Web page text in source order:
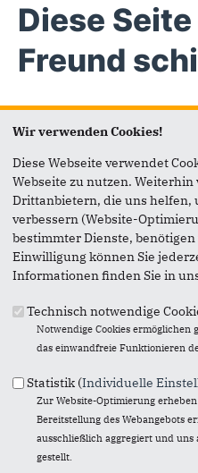
Diese
Freund
Seite
Vielen Dank, dass Sie die
weiterempfehlen.
Anmerkung: Ihre E-Mail-
Personen, denen Sie die
informieren, von wem die
kein Spam ist.
Das mit * gekennzeichnete
Eigene E-Mail-Adresse*
Eigener Name*
Wir verwenden Cookies!
Diese Webseite verwendet
Webseite zu nutzen.
Drittanbietern, die uns helfen,
verbessern (Website-
bestimmter Dienste,
Einwilligung können Sie
Informationen finden Sie in
Technisch notwendige
Notwendige Cookies
das einwandfreie Funktionieren
Statistik (Individuelle
Zur Website-Optimierung
Bereitstellung des Webangebots
ausschließlich aggregiert und
gestellt.